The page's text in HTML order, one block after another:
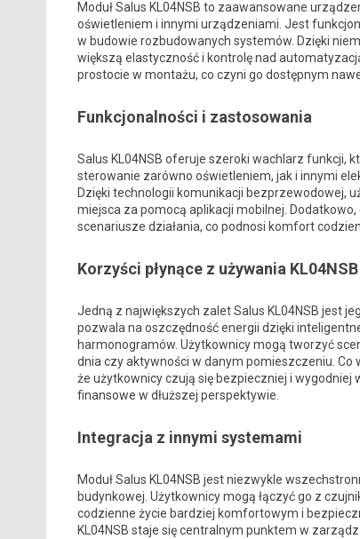
Moduł Salus KL04NSB to zaawansowane
oświetleniem i innymi urządzeniami. Jest
w budowie rozbudowanych systemów. Dzięki
większą elastyczność i kontrolę nad
prostocie w montażu, co czyni go dostępnym
Funkcjonalności i zastosowania
Salus KL04NSB oferuje szeroki wachlarz funkcji,
sterowanie zarówno oświetleniem, jak i innymi
Dzięki technologii komunikacji bezprzewodowej,
miejsca za pomocą aplikacji mobilnej.
scenariusze działania, co podnosi komfort
Korzyści płynące z używania KL04NSB
Jedną z największych zalet Salus KL04NSB jest
pozwala na oszczędność energii dzięki
harmonogramów. Użytkownicy mogą tworzyć
dnia czy aktywności w danym pomieszczeniu. Co
że użytkownicy czują się bezpieczniej i wygodniej
finansowe w dłuższej perspektywie.
Integracja z innymi systemami
Moduł Salus KL04NSB jest niezwykle
budynkowej. Użytkownicy mogą łączyć go z
codzienne życie bardziej komfortowym i
KL04NSB staje się centralnym punktem w